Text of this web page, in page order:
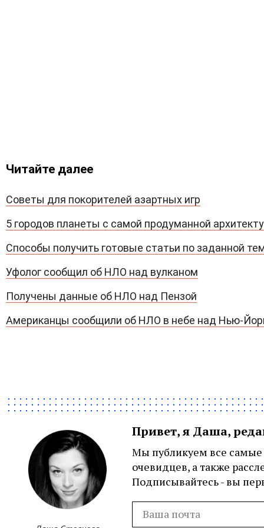
Читайте далее
Советы для покорителей азартных игр
5 городов планеты с самой продуманной
Способы получить готовые статьи по заданной
Уфолог сообщил об НЛО над вулканом
Получены данные об НЛО над Пензой
Американцы сообщили об НЛО в небе над Нью-
Привет, я Даша,
Мы публикуем все
очевидцев, а также
Подписывайтесь - вы